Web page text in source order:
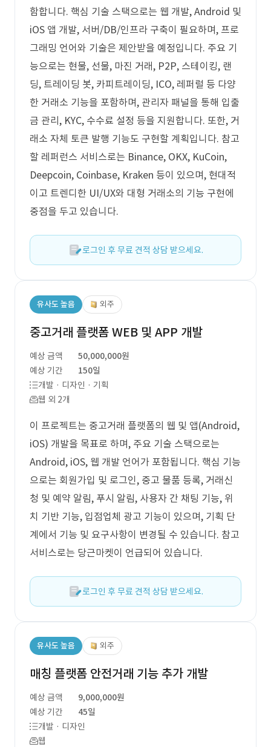
함합니다. 핵심 기술 스택으로는 웹 개발, Android 및
iOS 앱 개발, 서버/DB/인프라 구축이 필요하며, 프로
그래밍 언어와 기술은 제안받을 예정입니다. 주요 기
능으로는 현물, 선물, 마진 거래, P2P, 스테이킹, 랜
딩, 트레이딩 봇, 카피트레이딩, ICO, 레퍼럴 등 다양
한 거래소 기능을 포함하며, 관리자 패널을 통해 입출
금 관리, KYC, 수수료 설정 등을 지원합니다. 또한, 거
래소 자체 토큰 발행 기능도 구현할 계획입니다. 참고
할 레퍼런스 서비스로는 Binance, OKX, KuCoin,
Deepcoin, Coinbase, Kraken 등이 있으며, 현대적
이고 트렌디한 UI/UX와 대형 거래소의 기능 구현에
중점을 두고 있습니다.
로그인 후 무료 견적 상담 받으세요.
유사도 높음 외주
중고거래 플랫폼 WEB 및 APP 개발
예상 금액
50,000,000원
예상 기간
150일
개발 · 디자인 · 기획
웹 외 2개
이 프로젝트는 중고거래 플랫폼의 웹 및 앱(Android,
iOS) 개발을 목표로 하며, 주요 기술 스택으로는
Android, iOS, 웹 개발 언어가 포함됩니다. 핵심 기능
으로는 회원가입 및 로그인, 중고 물품 등록, 거래신
청 및 예약 알림, 푸시 알림, 사용자 간 채팅 기능, 위
치 기반 기능, 입점업체 광고 기능이 있으며, 기획 단
계에서 기능 및 요구사항이 변경될 수 있습니다. 참고
서비스로는 당근마켓이 언급되어 있습니다.
로그인 후 무료 견적 상담 받으세요.
유사도 높음 외주
매칭 플랫폼 안전거래 기능 추가 개발
예상 금액
9,000,000원
예상 기간
45일
개발 · 디자인
웹